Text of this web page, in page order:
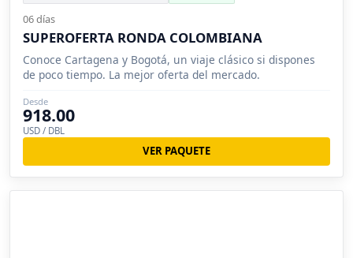
06 días
SUPEROFERTA RONDA COLOMBIANA
Conoce Cartagena y Bogotá, un viaje clásico si dispones
de poco tiempo. La mejor oferta del mercado.
Desde
918.00
USD / DBL
VER PAQUETE